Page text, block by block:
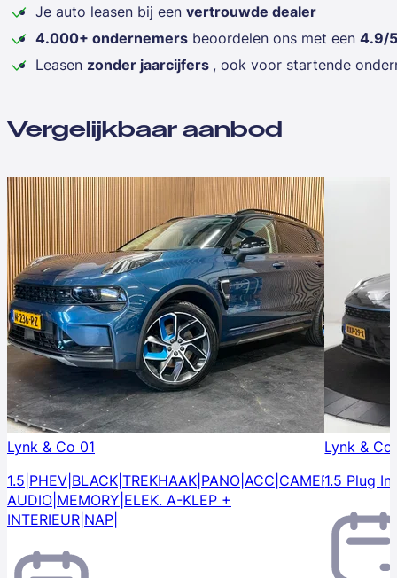
Je auto leasen bij een vertrouwde dealer
4.000+ ondernemers beoordelen ons met een 4.9/5
Leasen zonder jaarcijfers , ook voor startende
Vergelijkbaar aanbod
Lynk & Co 01
AUDIO|MEMORY|ELEK. A-KLEP +
INTERIEUR|NAP|
Lynk & Co
1.5 Plug